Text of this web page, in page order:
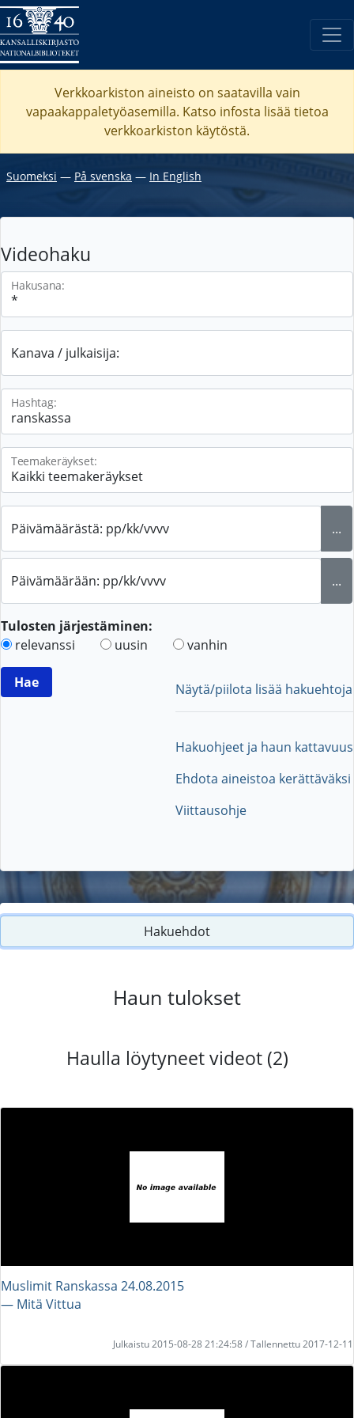
Verkkoarkiston aineisto on saatavilla vain
vapaakappaletyöasemilla. Katso infosta lisää tietoa
verkkoarkiston käytöstä.
Suomeksi ― På svenska ― In English
Videohaku
Hakusana:
Kanava / julkaisija:
Hashtag:
Teemakeräykset:
Päivämäärästä: pp/kk/vvvv ...
Päivämäärään: pp/kk/vvvv ...
Tulosten järjestäminen:
relevanssi
uusin vanhin
Näytä/piilota lisää hakuehtoja
Hakuohjeet ja haun kattavuus
Ehdota aineistoa kerättäväksi
Viittausohje
Hakuehdot
Haun tulokset
Haulla löytyneet videot (2)
Muslimit Ranskassa 24.08.2015
― Mitä Vittua
Julkaistu 2015-08-28 21:24:58 / Tallennettu 2017-12-11